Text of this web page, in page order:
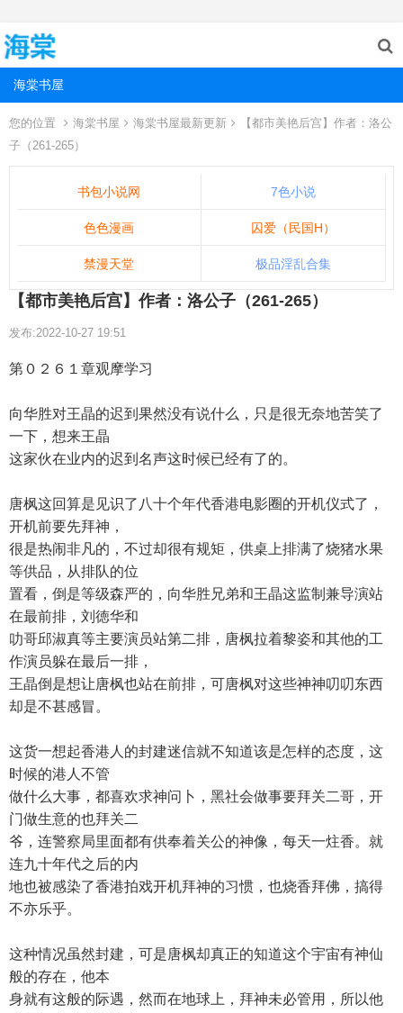
海棠书屋
您的位置 海棠书屋 海棠书屋最新更新
【都市美艳后宫】作者：洛公
子（261-265）
书包小说网 7色小说
色色漫画 囚爱（民国H）
禁漫天堂 极品淫乱合集
【都市美艳后宫】作者：洛公子（261-265）
发布:2022-10-27 19:51
第０２６１章观摩学习
向华胜对王晶的迟到果然没有说什么，只是很无奈地苦笑了
一下，想来王晶
这家伙在业内的迟到名声这时候已经有了的。
唐枫这回算是见识了八十个年代香港电影圈的开机仪式了，
开机前要先拜神，
很是热闹非凡的，不过却很有规矩，供桌上排满了烧猪水果
等供品，从排队的位
置看，倒是等级森严的，向华胜兄弟和王晶这监制兼导演站
在最前排，刘徳华和
叻哥邱淑真等主要演员站第二排，唐枫拉着黎姿和其他的工
作演员躲在最后一排，
王晶倒是想让唐枫也站在前排，可唐枫对这些神神叨叨东西
却是不甚感冒。
这货一想起香港人的封建迷信就不知道该是怎样的态度，这
时候的港人不管
做什么大事，都喜欢求神问卜，黑社会做事要拜关二哥，开
门做生意的也拜关二
爷，连警察局里面都有供奉着关公的神像，每天一炷香。就
连九十年代之后的内
地也被感染了香港拍戏开机拜神的习惯，也烧香拜佛，搞得
不亦乐乎。
这种情况虽然封建，可是唐枫却真正的知道这个宇宙有神仙
般的存在，他本
身就有这般的际遇，然而在地球上，拜神未必管用，所以他